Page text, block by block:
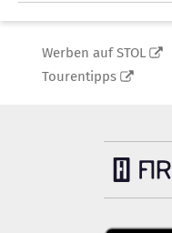
Werben auf STOL
Tourentipps